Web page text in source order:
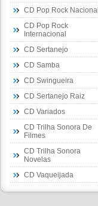
CD Pop Rock Nacional
CD Pop Rock
Internacional
CD Sertanejo
CD Samba
CD Swingueira
CD Sertanejo Raiz
CD Variados
CD Trilha Sonora De
Filmes
CD Trilha Sonora
Novelas
CD Vaqueijada